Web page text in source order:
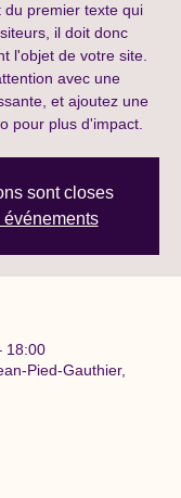
du premier texte qui
il doit donc
l'objet de votre site.
avec une
et ajoutez une
pour plus d'impact.
sont closes
événements
18:00
Pied-Gauthier,